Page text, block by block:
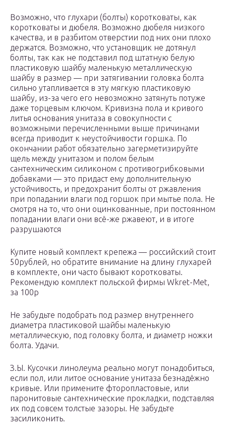
Возможно, что глухари (болты) коротковаты, как
коротковаты и дюбеля. Возможно дюбеля низкого
качества, и в разбитом отверстии под них они плохо
держатся. Возможно, что установщик не дотянул
болты, так как не подставил под штатную белую
пластиковую шайбу маленькую металлическую
шайбу в размер — при затягивании головка болта
сильно утапливается в эту мягкую пластиковую
шайбу, из-за чего его невозможно затянуть потуже
даже торцевым ключом. Кривизна пола и кривого
литья основания унитаза в совокупности с
возможными перечисленными выше причинами
всегда приводит к неустойчивости горшка. По
окончании работ обязательно загерметизируйте
щель между унитазом и полом белым
сантехническим силиконом с противогрибковыми
добавками — это придаст ему дополнительную
устойчивость, и предохранит болты от ржавления
при попадании влаги под горшок при мытье пола. Не
смотря на то, что они оцинкованные, при постоянном
попадании влаги они всё-же ржавеют, и в итоге
разрушаются
Купите новый комплект крепежа — российский стоит
50рублей, но обратите внимание на длину глухарей
в комплекте, они часто бывают коротковаты.
Рекомендую комплект польской фирмы Wkret-Met,
за 100р
Не забудьте подобрать под размер внутреннего
диаметра пластиковой шайбы маленькую
металлическую, под головку болта, и диаметр ножки
болта. Удачи.
З.Ы. Кусочки линолеума реально могут понадобиться,
если пол, или литое основание унитаза безнадёжно
кривые. Или примените фторопластовые, или
паронитовые сантехнические прокладки, подставляя
их под совсем толстые зазоры. Не забудьте
засиликонить.